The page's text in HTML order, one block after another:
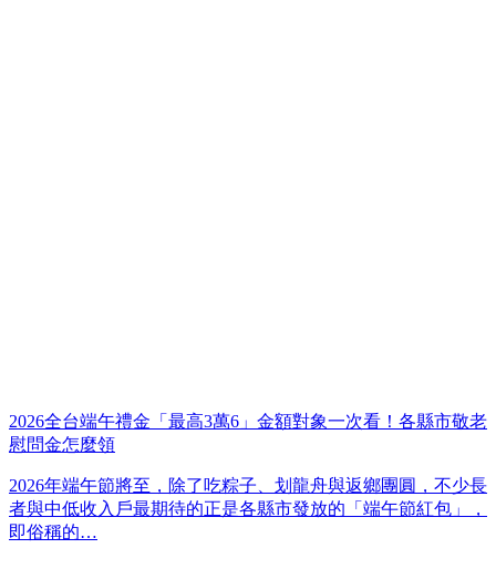
2026全台端午禮金「最高3萬6」金額對象一次看！各縣市敬老
慰問金怎麼領
2026年端午節將至，除了吃粽子、划龍舟與返鄉團圓，不少長
者與中低收入戶最期待的正是各縣市發放的「端午節紅包」，
即俗稱的…